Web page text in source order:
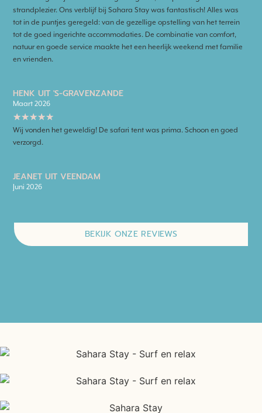
strandplezier. Ons verblijf bij Sahara Stay was fantastisch! Alles was
tot in de puntjes geregeld: van de gezellige opstelling van het terrein
tot de goed ingerichte accommodaties. De combinatie van comfort,
natuur en goede service maakte het een heerlijk weekend met familie
en vrienden.
HENK UIT 'S-GRAVENZANDE
Maart 2026
★★★★★
Wij vonden het geweldig! De safari tent was prima. Schoon en goed
verzorgd.
JEANET UIT VEENDAM
Juni 2026
BEKIJK ONZE REVIEWS